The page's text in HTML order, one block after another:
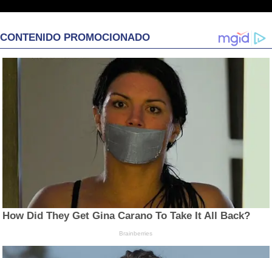
CONTENIDO PROMOCIONADO
How Did They Get Gina Carano To Take It All Back?
Brainberries